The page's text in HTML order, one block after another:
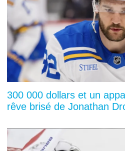
300 000 dollars et un
rêve brisé de Jonathan